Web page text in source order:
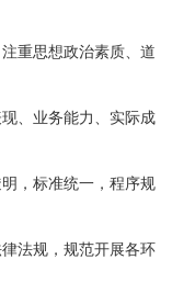
重思想政治素质、道
、业务能力、实际成
，标准统一，程序规
法规，规范开展各环